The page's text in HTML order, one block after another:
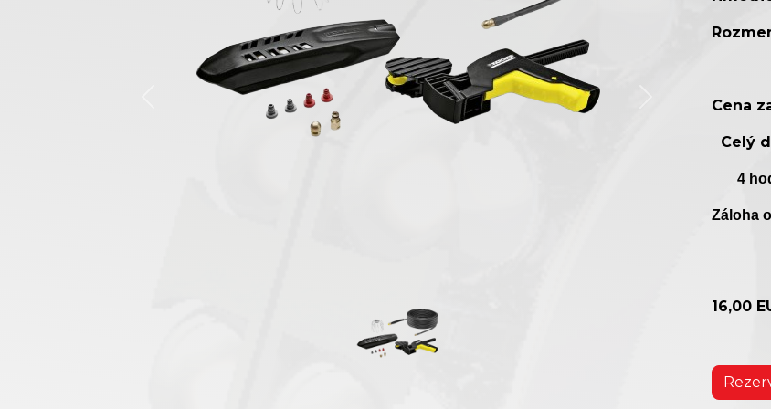
Cena
Celý
4
Záloha
16,00